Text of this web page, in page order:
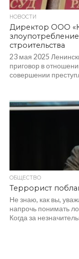
НОВОСТИ
Директор ООО
строительства
23 мая 2025
приговор в
совершении
ОБЩЕСТВО
Террорист
Не знаю, как вы,
напрочь понимать
Когда за